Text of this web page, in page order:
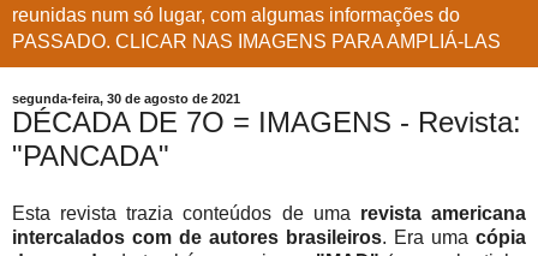
reunidas num só lugar, com algumas informações do
PASSADO. CLICAR NAS IMAGENS PARA AMPLIÁ-LAS
segunda-feira, 30 de agosto de 2021
DÉCADA DE 7O = IMAGENS - Revista:
"PANCADA"
Esta revista trazia conteúdos de uma revista americana
intercalados com de autores brasileiros. Era uma cópia